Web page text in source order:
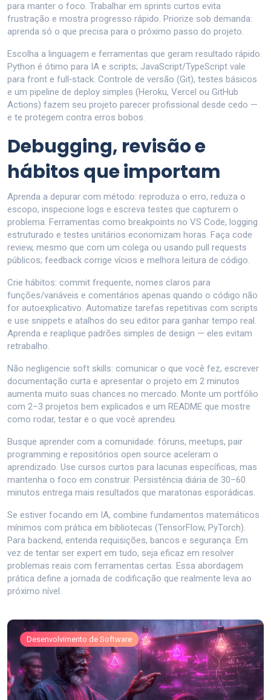
para manter o foco. Trabalhar em sprints curtos evita
frustração e mostra progresso rápido. Priorize sob demanda:
aprenda só o que precisa para o próximo passo do projeto.
Escolha a linguagem e ferramentas que geram resultado rápido.
Python é ótimo para IA e scripts; JavaScript/TypeScript vale
para front e full‑stack. Controle de versão (Git), testes básicos
e um pipeline de deploy simples (Heroku, Vercel ou GitHub
Actions) fazem seu projeto parecer profissional desde cedo —
e te protegem contra erros bobos.
Debugging, revisão e
hábitos que importam
Aprenda a depurar com método: reproduza o erro, reduza o
escopo, inspecione logs e escreva testes que capturem o
problema. Ferramentas como breakpoints no VS Code, logging
estruturado e testes unitários economizam horas. Faça code
review, mesmo que com um colega ou usando pull requests
públicos; feedback corrige vícios e melhora leitura de código.
Crie hábitos: commit frequente, nomes claros para
funções/variáveis e comentários apenas quando o código não
for autoexplicativo. Automatize tarefas repetitivas com scripts
e use snippets e atalhos do seu editor para ganhar tempo real.
Aprenda e reaplique padrões simples de design — eles evitam
retrabalho.
Não negligencie soft skills: comunicar o que você fez, escrever
documentação curta e apresentar o projeto em 2 minutos
aumenta muito suas chances no mercado. Monte um portfólio
com 2–3 projetos bem explicados e um README que mostre
como rodar, testar e o que você aprendeu.
Busque aprender com a comunidade: fóruns, meetups, pair
programming e repositórios open source aceleram o
aprendizado. Use cursos curtos para lacunas específicas, mas
mantenha o foco em construir. Persistência diária de 30–60
minutos entrega mais resultados que maratonas esporádicas.
Se estiver focando em IA, combine fundamentos matemáticos
mínimos com prática em bibliotecas (TensorFlow, PyTorch).
Para backend, entenda requisições, bancos e segurança. Em
vez de tentar ser expert em tudo, seja eficaz em resolver
problemas reais com ferramentas certas. Essa abordagem
prática define a jornada de codificação que realmente leva ao
próximo nível.
Desenvolvimento de Software